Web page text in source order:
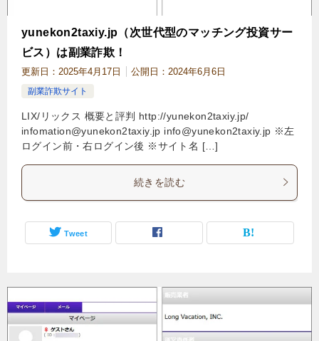
yunekon2taxiy.jp（次世代型のマッチング投資サー
ビス）は副業詐欺！
更新日： 2025年4月17日 公開日： 2024年6月6日
副業詐欺サイト
LIX/リックス 概要と評判 http://yunekon2taxiy.jp/
infomation@yunekon2taxiy.jp info@yunekon2taxiy.jp ※左
ログイン前・右ログイン後 ※サイト名 […]
続きを読む
Tweet